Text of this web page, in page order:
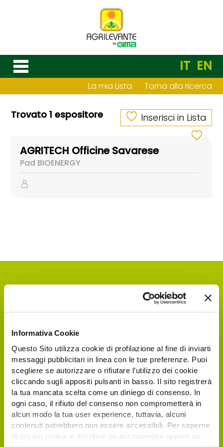
Informativa Cookie
Questo Sito utilizza cookie di profilazione al fine di inviarti
messaggi pubblicitari in linea con le tue preferenze. Puoi
scegliere se autorizzare o rifiutare l’utilizzo dei cookie
cliccando sugli appositi pulsanti in basso. Il sito registrerà
la tua mancata scelta come un diniego di consenso. In
ogni caso, il rifiuto del consenso non comprometterà in
alcun modo la tua user experience, tuttavia, alcuni
contenuti potrebbero non essere accessibili. Per saperne
di più sui cookie e decidere se acconsentire oppure no
IT EN
La mia Lista Torna alla ricerca
Trovato 1 espositore Inserisci in Lista
AGRITECH Officine Savarese
Pad BIOENERGY
Richiedi il tuo biglietto
elettronico gratuito
I visitatori e operatori italiani ed esteri
interessati a visitare Agrilevante by Eima
2025 possono registrarsi direttamente online,